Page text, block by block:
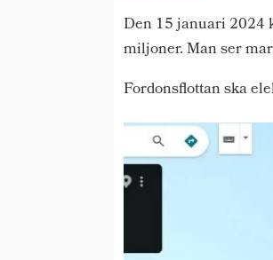
Den 15 januari 2024
miljoner. Man ser
Fordonsflottan ska